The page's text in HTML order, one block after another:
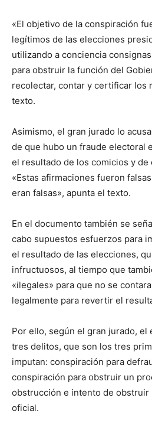
«El objetivo de la conspiración
legítimos de las elecciones
utilizando a conciencia
para obstruir la función del
recolectar, contar y certificar los
texto.
Asimismo, el gran jurado lo
de que hubo un fraude electoral
el resultado de los comicios y de
«Estas afirmaciones fueron
eran falsas», apunta el texto.
En el documento también se
cabo supuestos esfuerzos para
el resultado de las elecciones,
infructuosos, al tiempo que
«ilegales» para que no se
legalmente para revertir el
Por ello, según el gran jurado, el
tres delitos, que son los tres
imputan: conspiración para
conspiración para obstruir un
obstrucción e intento de obstruir
oficial.